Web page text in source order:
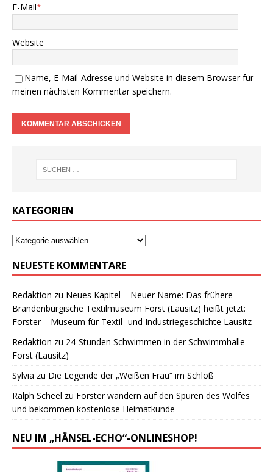
E-Mail*
Website
Name, E-Mail-Adresse und Website in diesem Browser für
meinen nächsten Kommentar speichern.
KATEGORIEN
NEUESTE KOMMENTARE
Redaktion zu Neues Kapitel – Neuer Name: Das frühere
Brandenburgische Textilmuseum Forst (Lausitz) heißt jetzt:
Forster – Museum für Textil- und Industriegeschichte Lausitz
Redaktion zu 24-Stunden Schwimmen in der Schwimmhalle
Forst (Lausitz)
Sylvia zu Die Legende der „Weißen Frau“ im Schloß
Ralph Scheel zu Forster wandern auf den Spuren des Wolfes
und bekommen kostenlose Heimatkunde
NEU IM „HÄNSEL-ECHO“-ONLINESHOP!